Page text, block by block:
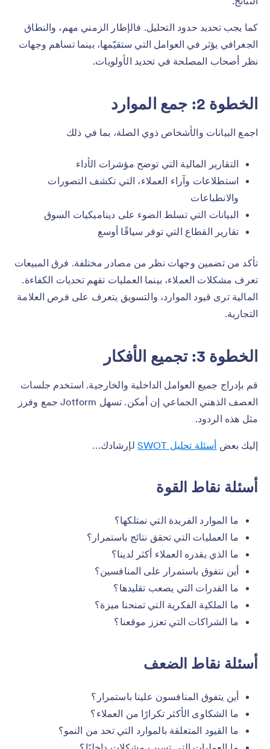
كما يجب تحديد حدود التحليل. فالإطار الزمني مهم، والنطاق
الجغرافي يؤثر في العوامل التي ستقيّمها، بينما تساهم وجهات
نظر أصحاب المصلحة في تحديد الأولويات.
الخطوة 2: جمع الموارد
اجمع البيانات والأشخاص ذوي الصلة، بما في ذلك
التقارير المالية التي توضح مؤشرات الأداء
استطلاعات وآراء العملاء، التي تكشف التصورات
والانطباعات
البيانات التي تسلط الضوء على ديناميكيات السوق
تقارير القطاع التي توفر سياقًا أوسع
تأكد من تضمين وجهات نظر من مصادر مختلفة. فرق المبيعات
تعرف مشكلات العملاء، بينما العمليات تفهم تحديات الكفاءة.
المالية ترى قيود الموارد، والتسويق يتعرف على فرص العلامة
التجارية.
الخطوة 3: تجميع الأفكار
قم بإدراج جميع العوامل الداخلية والخارجية. استخدم جلسات
العصف الذهني الجماعي إن أمكن. تسهل Jotform جمع وفرز
مثل هذه الردود.
إليك بعض أسئلة تحليل SWOT لإرشادك…
أسئلة نقاط القوة
ما الموارد الفريدة التي نمتلكها؟
ما العمليات التي تحقق نتائج باستمرار؟
ما الذي يقدره العملاء أكثر لدينا؟
أين نتفوق باستمرار على المنافسين؟
ما القدرات التي يصعب تقليدها؟
ما الملكية الفكرية التي تمنحنا ميزة؟
ما الشراكات التي تعزز موقعنا؟
أسئلة نقاط الضعف
أين يتفوق المنافسون علينا باستمرار؟
ما الشكاوى الأكثر تكرارًا من العملاء؟
ما القيود المتعلقة بالموارد التي تحد من النمو؟